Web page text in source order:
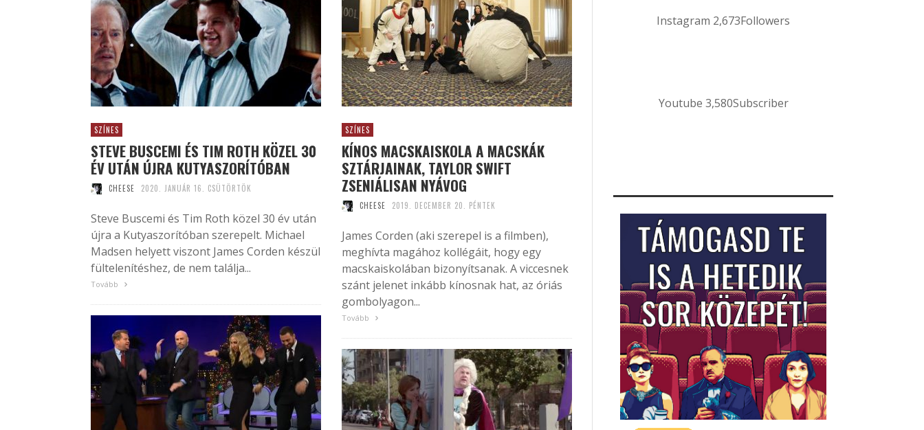
SZÍNES
STEVE BUSCEMI ÉS TIM ROTH KÖZEL 30
ÉV UTÁN ÚJRA KUTYASZORÍTÓBAN
CHEESE 2020. JANUÁR 16. CSÜTÖRTÖK
Steve Buscemi és Tim Roth közel 30 év után
újra a Kutyaszorítóban szerepelt. Michael
Madsen helyett viszont James Corden készül
fültelenítéshez, de nem találja...
Tovább
SZÍNES
KÍNOS MACSKAISKOLA A MACSKÁK
SZTÁRJAINAK, TAYLOR SWIFT
ZSENIÁLISAN NYÁVOG
CHEESE 2019. DECEMBER 20. PÉNTEK
James Corden (aki szerepel is a filmben),
meghívta magához kollégáit, hogy egy
macskaiskolában bizonyítsanak. A viccesnek
szánt jelenet inkább kínosnak hat, az óriás
gombolyagon...
Tovább
Instagram 2,673Followers
Youtube 3,580Subscriber